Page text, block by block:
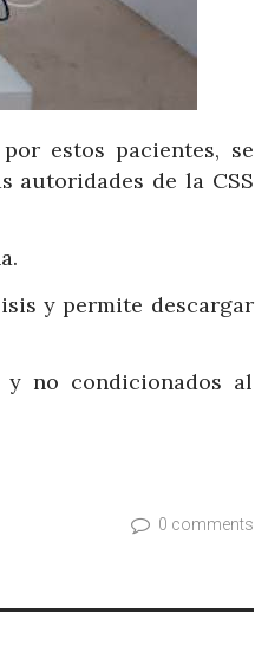
estos pacientes, se
autoridades de la CSS
y permite descargar
no condicionados al
0 comments